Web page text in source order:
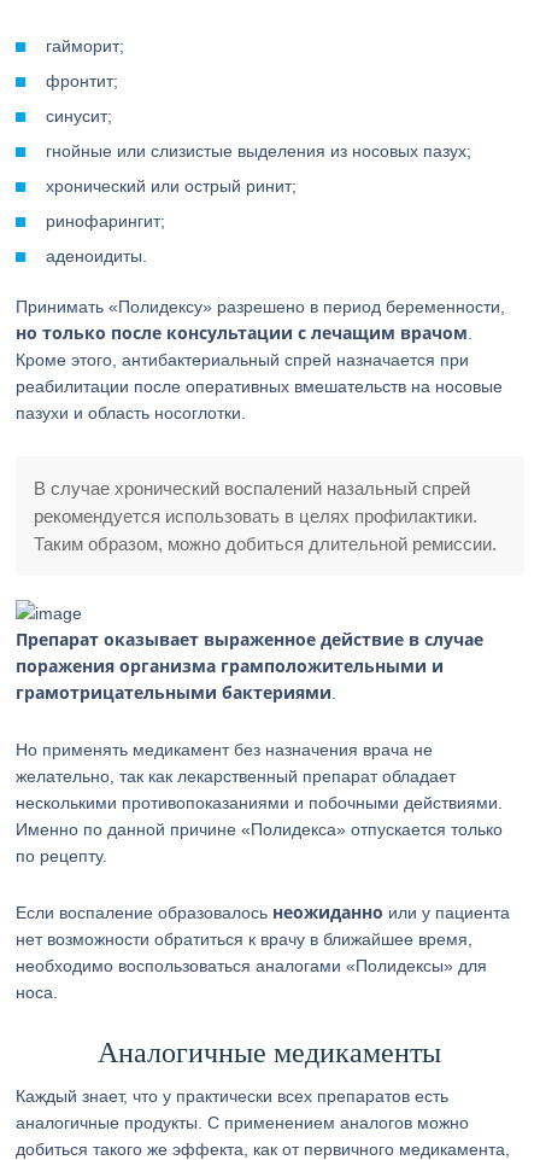
гайморит;
фронтит;
синусит;
гнойные или слизистые выделения из носовых пазух;
хронический или острый ринит;
ринофарингит;
аденоидиты.
Принимать «Полидексу» разрешено в период беременности,
но только после консультации с лечащим врачом
Кроме этого, антибактериальный спрей назначается при
реабилитации после оперативных вмешательств на носовые
пазухи и область носоглотки.
В случае хронический воспалений назальный спрей
рекомендуется использовать в целях профилактики.
Таким образом, можно добиться длительной ремиссии.
Препарат оказывает выраженное действие в случае
поражения организма грамположительными и
грамотрицательными бактериями
Но применять медикамент без назначения врача не
желательно, так как лекарственный препарат обладает
несколькими противопоказаниями и побочными действиями.
Именно по данной причине «Полидекса» отпускается только
по рецепту.
Если воспаление образовалось неожиданно или у пациента
нет возможности обратиться к врачу в ближайшее время,
необходимо воспользоваться аналогами «Полидексы» для
носа.
Аналогичные медикаменты
Каждый знает, что у практически всех препаратов есть
аналогичные продукты. С применением аналогов можно
добиться такого же эффекта, как от первичного медикамента,